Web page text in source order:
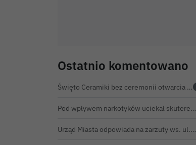
Ostatnio komentowano
Święto Ceramiki bez ceremonii otwarcia na dworcu. Co z obietnicą prezydenta Bolesławca?
Pod wpływem narkotyków uciekał skuterem. Pościg zakończył w polu kukurydzy
Urząd Miasta odpowiada na zarzuty ws. ul. Sokolej. „Droga spełnia wszystkie normy”